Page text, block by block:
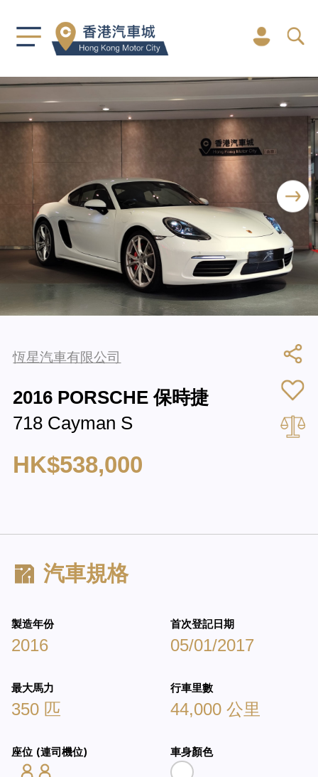
恆星汽車有限公司
2016 PORSCHE 保時捷
718 Cayman S
HK$538,000
汽車規格
製造年份
2016
首次登記日期
05/01/2017
最大馬力
350 匹
行車里數
44,000 公里
座位 (連司機位) 車身顏色